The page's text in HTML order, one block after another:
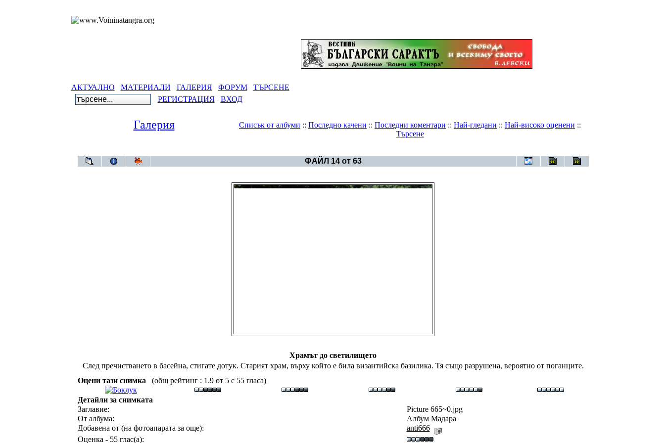
АКТУАЛНО МАТЕРИАЛИ ГАЛЕРИЯ ФОРУМ
ТЪРСЕНЕ
РЕГИСТРАЦИЯ
ВХОД
Галерия Списък от албуми :: Последно качени :: Последни коментари :: Най-гледани :: Най-високо оценени ::
Търсене
ФАЙЛ 14 от 63
Храмът до светилището
След пречистването в басейна, стигате дотук. Старият храм, върху който е била византийска базилика. Тя също разрушена, вероятно от поганците.
Оцени тази снимка
(общ рейтинг : 1.9 от 5 с 55 гласа)
Детайли за снимката
Заглавие:
Picture 665~0.jpg
От албума:
Албум Мадара
Добавена от (на фотоапарата за още):
аnti666
Оценка - 55 глас(а):